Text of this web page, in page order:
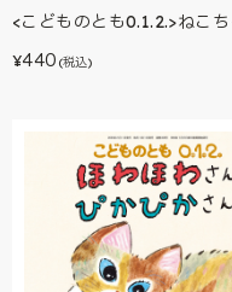
<こどものとも0.1.2.>ねこ
¥440 (税込)